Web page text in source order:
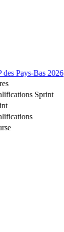
des Pays-Bas 2026
Sprint